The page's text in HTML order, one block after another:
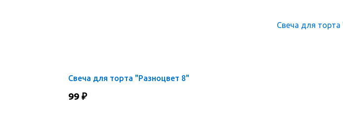
Свеча для торта "Разноцвет 8"
99 ₽